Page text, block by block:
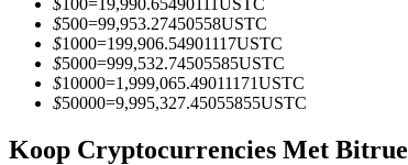
Geniet van winstdeling en copy trading commissies
$100=19,990.65490111USTC
$500=99,953.27450558USTC
$1000=199,906.54901117USTC
$5000=999,532.74505585USTC
$10000=1,999,065.49011171USTC
$50000=9,995,327.45055855USTC
Koop Cryptocurrencies Met Bitrue